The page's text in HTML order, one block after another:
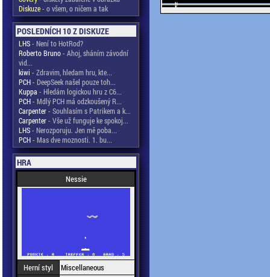
Diskuze- o všem, o ničem a tak
POSLEDNÍCH 10 Z DISKUZE
LHS- Není to HotRod?
Roberto Bruno- Ahoj, sháním závodní
vid...
kiwi - Zdravim, hledam hru, kte...
PCH- DeepSeek našel pouze toh...
Kuppa - Hledám logickou hru z C6...
PCH- Mdlý PCH má odzkoušený R...
Carpenter- Souhlasím s Patrikem a k...
Carpenter- Vše už funguje ke spokoj...
LHS- Nerozporuju. Jen mě poba...
PCH- Mas dve moznosti. 1. bu...
HRA
Nessie
Herní styl
Miscellaneous